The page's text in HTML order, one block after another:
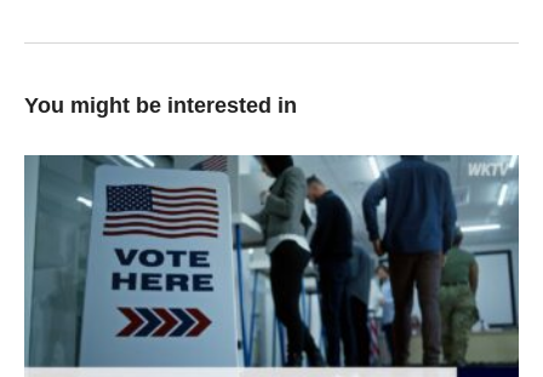
You might be interested in